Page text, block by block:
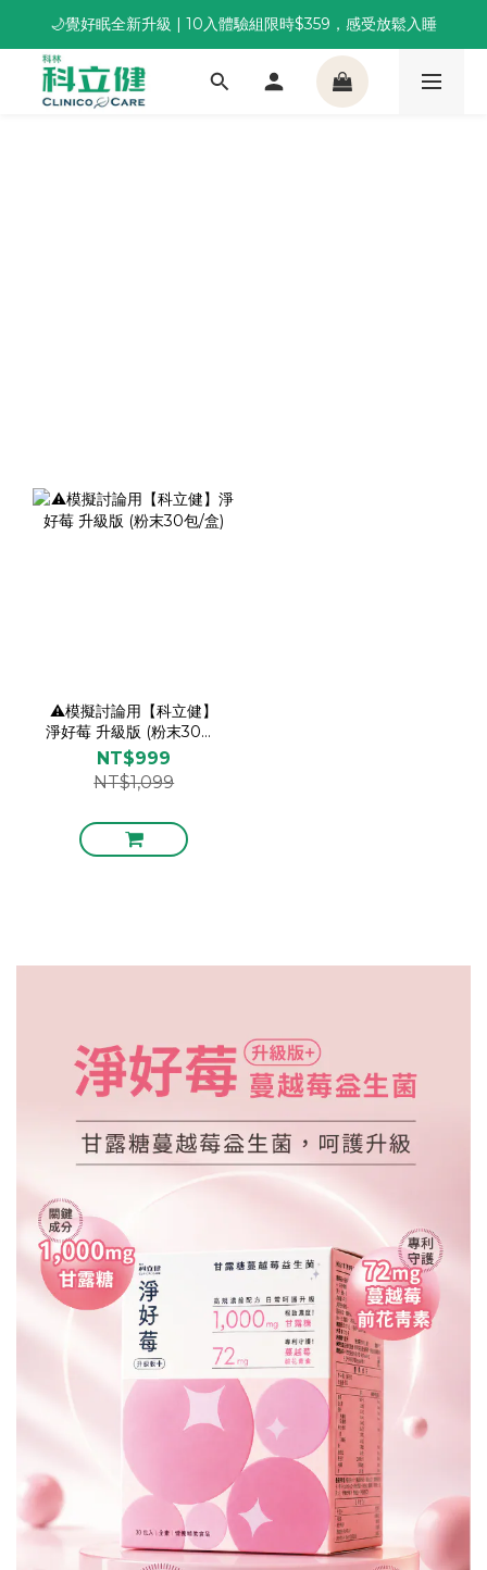
董事長推薦保養組合｜體驗價 $1,800 起，最高享 6 折
🌙覺好眠全新升級 | 10入體驗組限時$359，感受放鬆入睡
董事長推薦保養組合｜體驗價 $1,800 起，最高享 6 折
⚠️模擬討論用【科立健】
淨好莓 升級版 (粉末30包/
盒)
NT$999
NT$1,099